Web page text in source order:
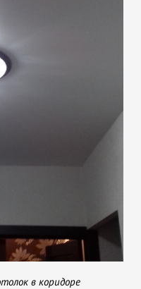
в коридоре